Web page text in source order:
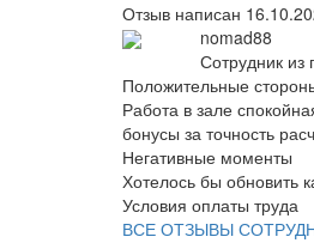
Отзыв написан
nomad88
Сотрудник из
Положительные
Работа в зале
бонусы за точность
Негативные моменты
Хотелось бы обновить
Условия оплаты труда
ВСЕ ОТЗЫВЫ